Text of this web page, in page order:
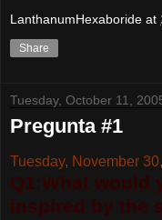
LanthanumHexaboride at
Share
Tuesday, October 11,
Pregunta #1
Tuesday, November
Q1:What would
inspired by the